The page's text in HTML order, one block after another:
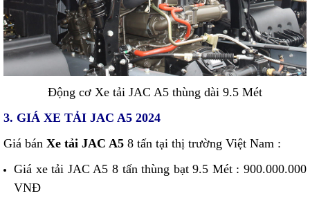
Động cơ Xe tải JAC A5 thùng dài 9.5 Mét
3. GIÁ XE TẢI JAC A5 2024
Giá bán Xe tải JAC A5 8 tấn tại thị trường Việt Nam :
Giá xe tải JAC A5 8 tấn thùng bạt 9.5 Mét : 900.000.000
VNĐ